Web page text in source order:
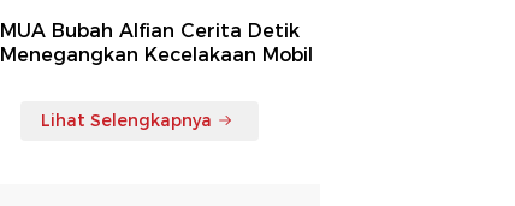
MUA Bubah Alfian Cerita Detik
Menegangkan Kecelakaan Mobil
Lihat Selengkapnya